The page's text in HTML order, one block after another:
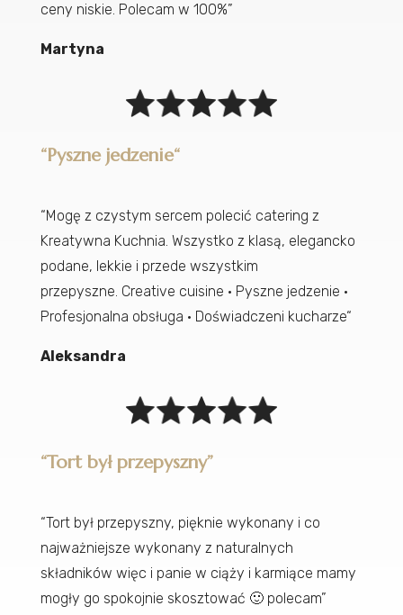
ceny niskie. Polecam w 100%”
Martyna
“Pyszne jedzenie“
“Mogę z czystym sercem polecić catering z
Kreatywna Kuchnia. Wszystko z klasą, elegancko
podane, lekkie i przede wszystkim
przepyszne. Creative cuisine · Pyszne jedzenie ·
Profesjonalna obsługa · Doświadczeni kucharze“
Aleksandra
“Tort był przepyszny”
“Tort był przepyszny, pięknie wykonany i co
najważniejsze wykonany z naturalnych
składników więc i panie w ciąży i karmiące mamy
mogły go spokojnie skosztować 🙂polecam”